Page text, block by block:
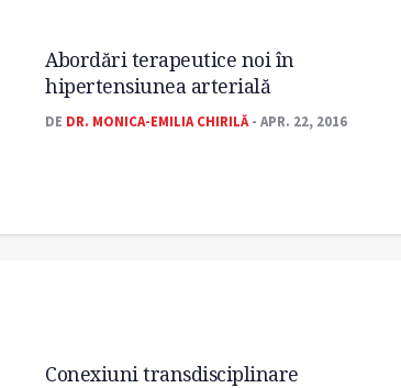
Abordări terapeutice noi în
hipertensiunea arterială
DE DR. MONICA-EMILIA CHIRILĂ - APR. 22, 2016
Conexiuni transdisciplinare